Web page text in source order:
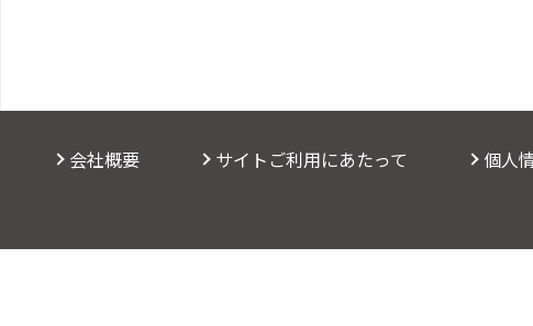
会社概要 サイトご利用にあたって 個人